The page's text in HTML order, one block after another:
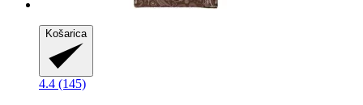
Košarica
4.4 (145)